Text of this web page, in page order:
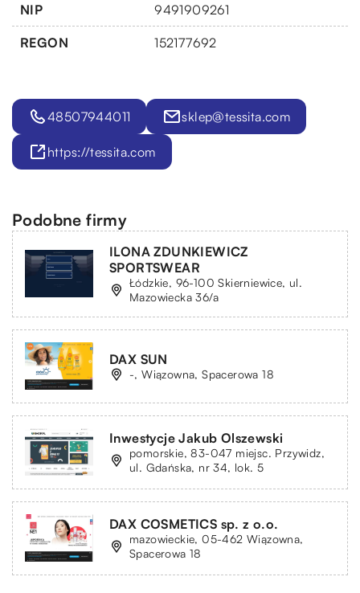
NIP 9491909261
REGON 152177692
48507944011 sklep@tessita.com
https://tessita.com
Podobne firmy
ILONA ZDUNKIEWICZ
SPORTSWEAR
Łódzkie, 96-100 Skierniewice, ul.
Mazowiecka 36/a
DAX SUN
-, Wiązowna, Spacerowa 18
Inwestycje Jakub Olszewski
pomorskie, 83-047 miejsc. Przywidz,
ul. Gdańska, nr 34, lok. 5
DAX COSMETICS sp. z o.o.
mazowieckie, 05-462 Wiązowna,
Spacerowa 18